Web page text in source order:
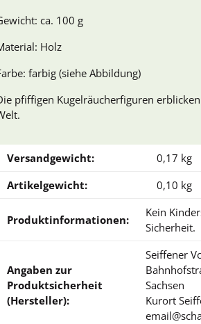
ca. 100 g
Holz
farbig (siehe Abbildung)
pfiffigen Kugelräucherfiguren
Versandgewicht:
0,17 kg
Artikelgewicht:
0,10 kg
Produktinformationen:
Kein
Sicherheit.
Angaben zur
Produktsicherheit
(Hersteller):
Seiffener
Sachsen
Kurort